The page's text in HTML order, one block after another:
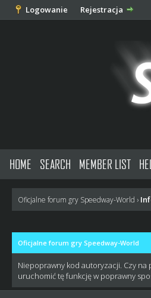
Logowanie Rejestracja
HOME SEARCH MEMBER LIST
Oficjalne forum gry Speedway-World ›
Oficjalne forum gry Speedway-World
Niepoprawny kod autoryzacji. Czy
uruchomić tę funkcję w poprawny